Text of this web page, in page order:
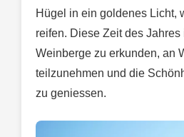
Hügel in ein goldenes Licht,
reifen. Diese Zeit des Jahres
Weinberge zu erkunden, an
teilzunehmen und die
zu geniessen.